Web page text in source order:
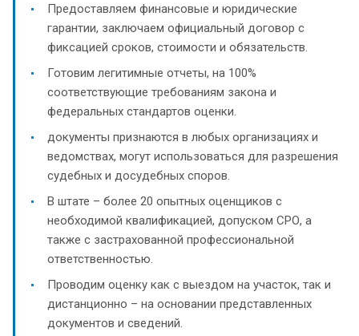
Предоставляем финансовые и юридические
гарантии, заключаем официальный договор с
фиксацией сроков, стоимости и обязательств.
Готовим легитимные отчеты, на 100%
соответствующие требованиям закона и
федеральных стандартов оценки.
документы признаются в любых организациях и
ведомствах, могут использоваться для разрешения
судебных и досудебных споров.
В штате – более 20 опытных оценщиков с
необходимой квалификацией, допуском СРО, а
также с застрахованной профессиональной
ответственностью.
Проводим оценку как с выездом на участок, так и
дистанционно – на основании представленных
документов и сведений.